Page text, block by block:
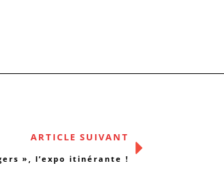
ARTICLE SUIVANT
», l’expo itinérante !